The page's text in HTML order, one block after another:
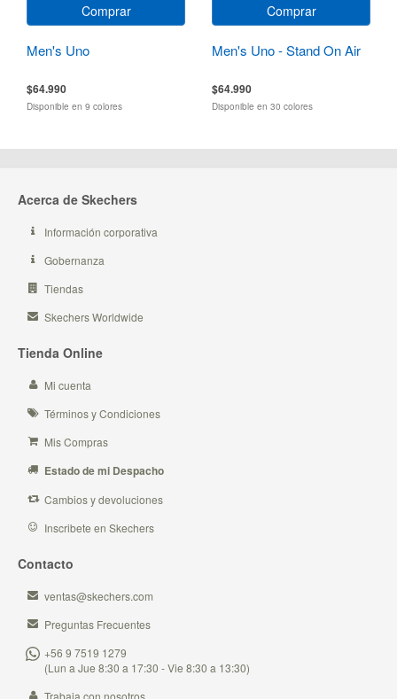
Comprar
Men's Uno
$64.990
Disponible en 9 colores
Comprar
Men's Uno - Stand On Air
$64.990
Disponible en 30 colores
Acerca de Skechers
Información corporativa
Gobernanza
Tiendas
Skechers Worldwide
Tienda Online
Mi cuenta
Términos y Condiciones
Mis Compras
Estado de mi Despacho
Cambios y devoluciones
Inscribete en Skechers
Contacto
ventas@skechers.com
Preguntas Frecuentes
+56 9 7519 1279
(Lun a Jue 8:30 a 17:30 - Vie 8:30 a 13:30)
Trabaja con nosotros